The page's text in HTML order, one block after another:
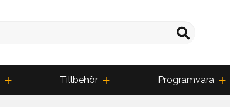
Tillbehör Programvara